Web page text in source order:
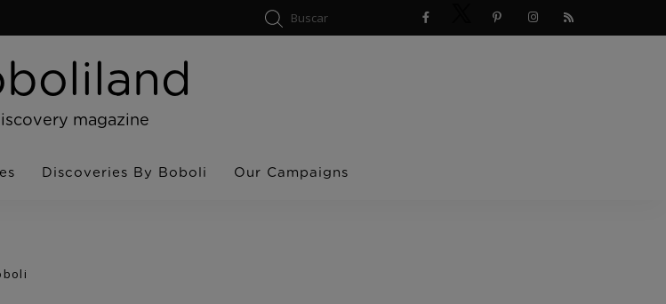
magazine
Discoveries By Boboli Our Campaigns